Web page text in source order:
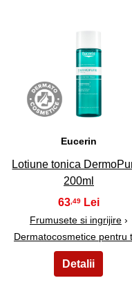
35
Eucerin
Lotiune tonica
200ml
63 ,49
Frumusete si ingrijire›
Dermatocosmetice pentru